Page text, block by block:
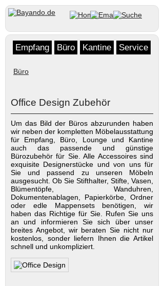
Empfang Büro Kantine Service
Büro
Office Design Zubehör
Um das Bild der Büros abzurunden haben
wir neben der kompletten Möbelausstattung
für Empfang, Büro, Lounge und Kantine
auch das passende und günstige
Bürozubehör für Sie. Alle Accessoires sind
exquisite Designerstücke und von uns für
Sie und passend zu unseren Möbeln
ausgesucht. Ob Sie Stifthalter, Stifte, Vasen,
Blümentöpfe, Wanduhren,
Dokumentenablagen, Papierkörbe, Ordner
oder edle Mappensets benötigen, wir
haben das Richtige für Sie. Rufen Sie uns
an und informieren Sie sich über unser
breites Angebot, wir beraten Sie nicht nur
kostenlos, sonder liefern Ihnen die Artikel
schnell und unkompliziert.